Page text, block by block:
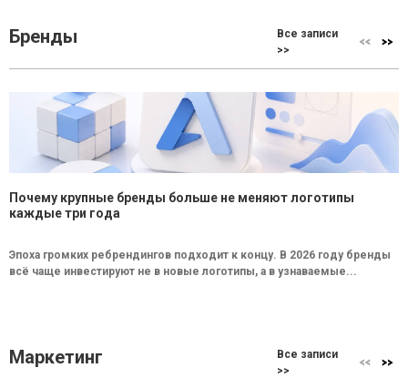
Бренды
Все записи
>>
Почему крупные бренды больше не меняют логотипы
каждые три года
Эпоха громких ребрендингов подходит к концу. В 2026 году бренды
всё чаще инвестируют не в новые логотипы, а в узнаваемые...
Маркетинг
Все записи
>>